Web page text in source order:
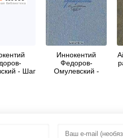
- Шаг
Иннокентий
Федоров-
Омулевский -